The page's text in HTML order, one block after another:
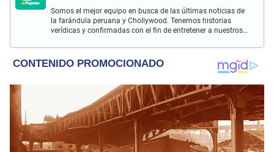
Somos el mejor equipo en busca de las últimas noticias de
la farándula peruana y Chollywood. Tenemos historias
verídicas y confirmadas con el fin de entretener a nuestros